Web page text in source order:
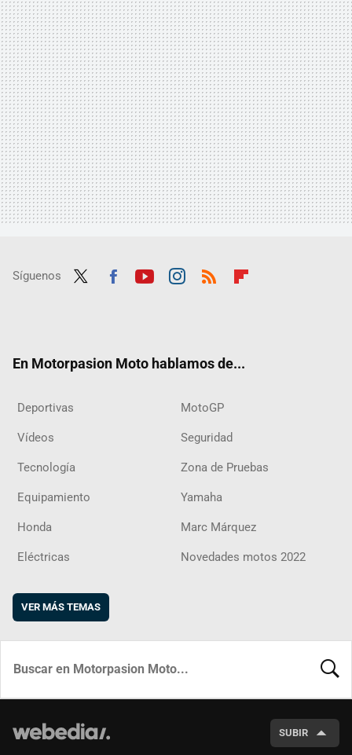
Síguenos
En Motorpasion Moto hablamos de...
Deportivas MotoGP
Vídeos Seguridad
Tecnología Zona de Pruebas
Equipamiento Yamaha
Honda Marc Márquez
Eléctricas Novedades motos 2022
VER MÁS TEMAS
SUBIR